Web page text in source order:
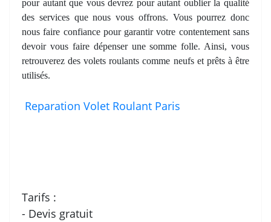
pour autant que vous devrez pour autant oublier la qualité
des services que nous vous offrons. Vous pourrez donc
nous faire confiance pour garantir votre contentement sans
devoir vous faire dépenser une somme folle. Ainsi, vous
retrouverez des volets roulants comme neufs et prêts à être
utilisés.
Reparation Volet Roulant Paris
Tarifs :
- Devis gratuit